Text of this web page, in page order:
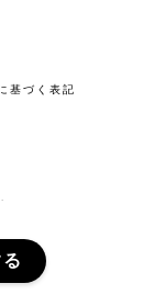
基づく表記